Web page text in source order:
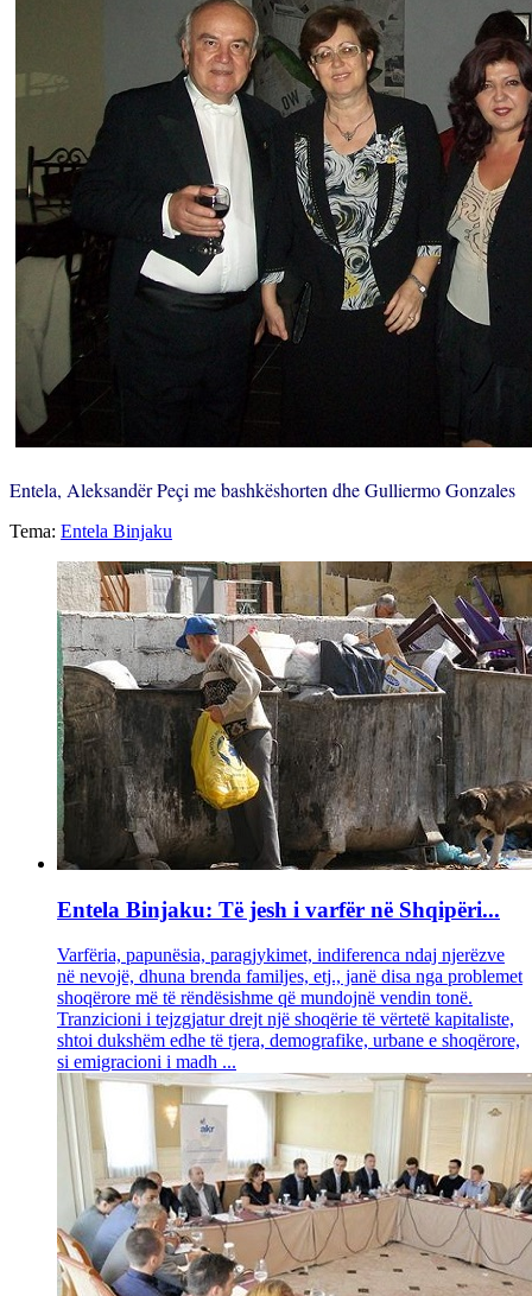
Entela, Aleksandër Peçi me bashkëshorten dhe Gulliermo Gonzales
Tema: Entela Binjaku
Entela Binjaku: Të jesh i varfër në Shqipëri...
Varfëria, papunësia, paragjykimet, indiferenca ndaj njerëzve
në nevojë, dhuna brenda familjes, etj., janë disa nga problemet
shoqërore më të rëndësishme që mundojnë vendin tonë.
Tranzicioni i tejzgjatur drejt një shoqërie të vërtetë kapitaliste,
shtoi dukshëm edhe të tjera, demografike, urbane e shoqërore,
si emigracioni i madh ...